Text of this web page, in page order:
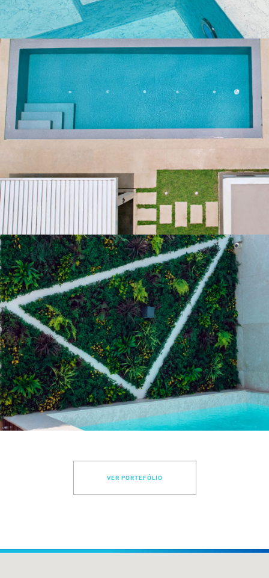
Rivieira PM 01
ARQUITECTURA DE EXTERIORES, BOMBAGEM E TRATAMENTO DE
VER PROJECTO
Cassenda I
ARQUITECTURA DE EXTERIORES, PISCINAS
VER PROJECTO
VER PORTEFÓLIO